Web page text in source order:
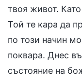
твоя живот.
Той те кара да
по този начин
поквара. Днес
състояние на